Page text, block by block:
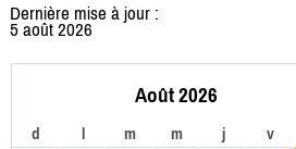
Dernière mise à jour :
5 août 2026
Août 2026
d l m m j v